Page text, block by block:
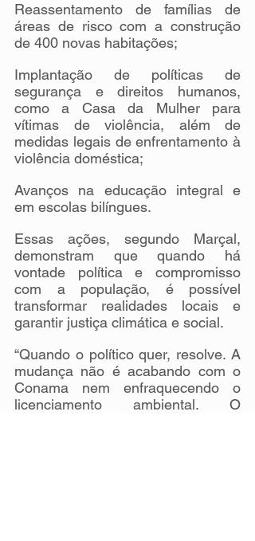
Reassentamento de famílias de
áreas de risco com a construção
de 400 novas habitações;
Implantação de políticas de
segurança e direitos humanos,
como a Casa da Mulher para
vítimas de violência, além de
medidas legais de enfrentamento à
violência doméstica;
Avanços na educação integral e
em escolas bilíngues.
Essas ações, segundo Marçal,
demonstram que quando há
vontade política e compromisso
com a população, é possível
transformar realidades locais e
garantir justiça climática e social.
“Quando o político quer, resolve. A
mudança não é acabando com o
Conama nem enfraquecendo o
licenciamento ambiental. O